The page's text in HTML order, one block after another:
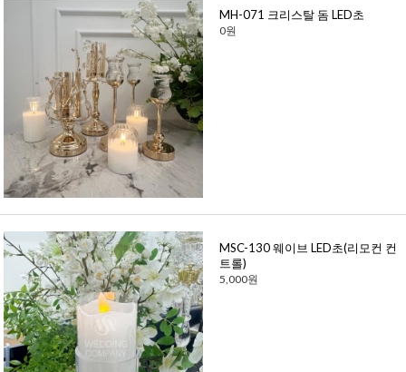
MH-071 크리스탈 돔 LED초
0원
MSC-130 웨이브 LED초(리모컨 컨
트롤)
5,000원